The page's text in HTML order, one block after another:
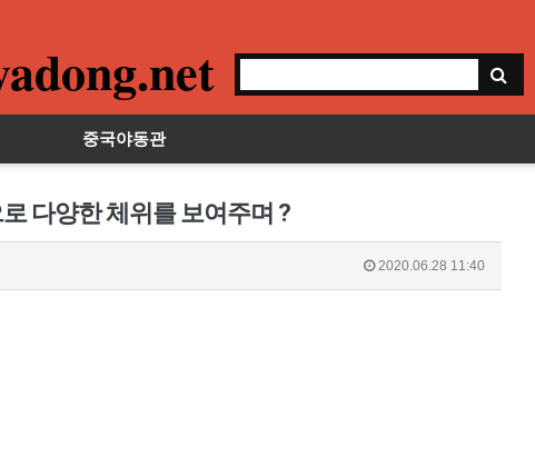
중국야동관
다양한 체위를 보여주며 ?
2020.06.28 11:40